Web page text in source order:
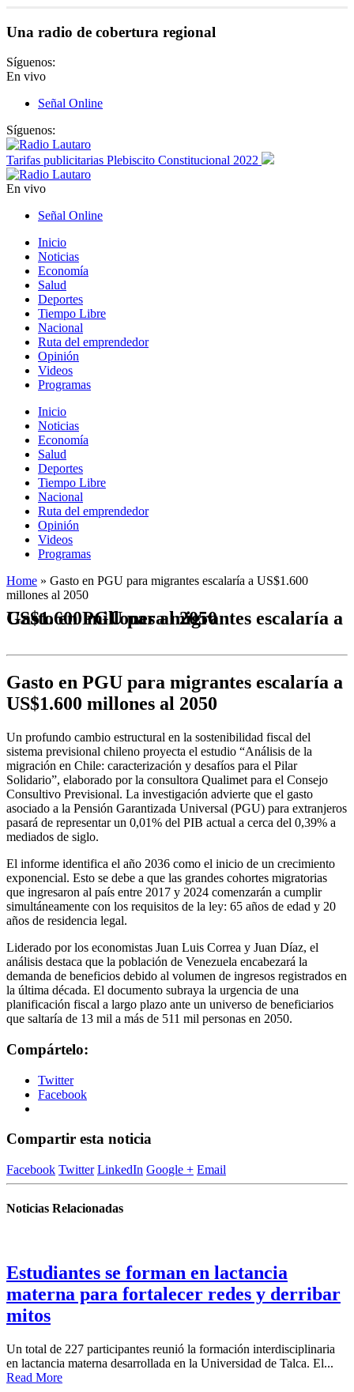
Una radio de cobertura regional
Síguenos:
En vivo
Señal Online
Síguenos:
Tarifas publicitarias Plebiscito Constitucional 2022
En vivo
Señal Online
Inicio
Noticias
Economía
Salud
Deportes
Tiempo Libre
Nacional
Ruta del emprendedor
Opinión
Videos
Programas
Inicio
Noticias
Economía
Salud
Deportes
Tiempo Libre
Nacional
Ruta del emprendedor
Opinión
Videos
Programas
Home » Gasto en PGU para migrantes escalaría a US$1.600
millones al 2050
Gasto en PGU para migrantes escalaría a US$1.600 millones al 2050
Gasto en PGU para migrantes escalaría a
US$1.600 millones al 2050
Un profundo cambio estructural en la sostenibilidad fiscal del
sistema previsional chileno proyecta el estudio “Análisis de la
migración en Chile: caracterización y desafíos para el Pilar
Solidario”, elaborado por la consultora Qualimet para el Consejo
Consultivo Previsional. La investigación advierte que el gasto
asociado a la Pensión Garantizada Universal (PGU) para extranjeros
pasará de representar un 0,01% del PIB actual a cerca del 0,39% a
mediados de siglo.
El informe identifica el año 2036 como el inicio de un crecimiento
exponencial. Esto se debe a que las grandes cohortes migratorias
que ingresaron al país entre 2017 y 2024 comenzarán a cumplir
simultáneamente con los requisitos de la ley: 65 años de edad y 20
años de residencia legal.
Liderado por los economistas Juan Luis Correa y Juan Díaz, el
análisis destaca que la población de Venezuela encabezará la
demanda de beneficios debido al volumen de ingresos registrados en
la última década. El documento subraya la urgencia de una
planificación fiscal a largo plazo ante un universo de beneficiarios
que saltaría de 13 mil a más de 511 mil personas en 2050.
Compártelo:
Twitter
Facebook
Compartir esta noticia
Facebook Twitter LinkedIn Google + Email
Noticias Relacionadas
Estudiantes se forman en lactancia
materna para fortalecer redes y derribar
mitos
Un total de 227 participantes reunió la formación interdisciplinaria
en lactancia materna desarrollada en la Universidad de Talca. El...
Read More